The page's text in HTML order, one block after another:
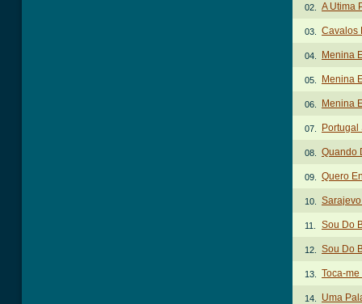
02. A Utima
03. Cavalos
04. Menina
05. Menina
06. Menina
07. Portugal
08. Quando
09. Quero
10.
11. Sou Do
12. Sou Do
13. Toca-
14. Uma